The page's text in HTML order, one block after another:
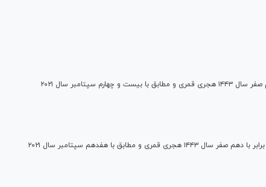
امروز، جمعه دوم مهر سال ۱۴۰۰ هجری شمسی، برابر با هفدهم صفر سال ۱۴۴۳ هجری قمری و مطابق با بیست و چهارم سپتامبر سال ۲۰۲۱
امروز، جمعه بیست و ششم شهریور سال ۱۴۰۰ هجری شمسی، برابر با دهم صفر سال ۱۴۴۳ هجری قمری و مطابق با هفدهم سپتامبر سال ۲۰۲۱